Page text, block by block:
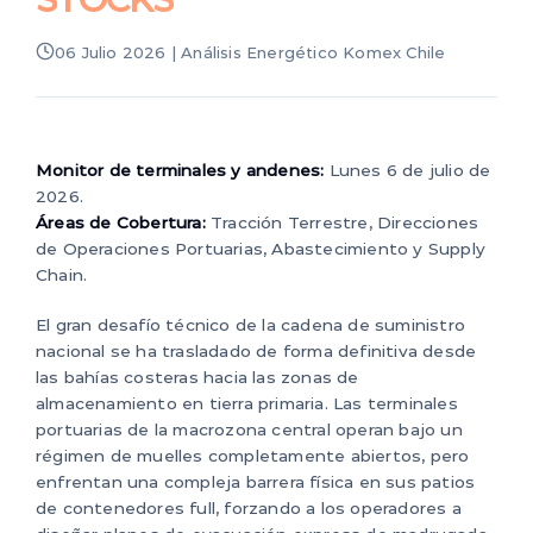
06 Julio 2026 | Análisis Energético Komex Chile
Monitor de terminales y andenes: Lunes 6 de julio de
2026.
Áreas de Cobertura:Tracción Terrestre, Direcciones
de Operaciones Portuarias, Abastecimiento y Supply
Chain.
El gran desafío técnico de la cadena de suministro
nacional se ha trasladado de forma definitiva desde
las bahías costeras hacia las zonas de
almacenamiento en tierra primaria. Las terminales
portuarias de la macrozona central operan bajo un
régimen de muelles completamente abiertos, pero
enfrentan una compleja barrera física en sus patios
de contenedores full, forzando a los operadores a